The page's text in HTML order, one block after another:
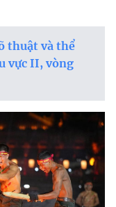
thuật và thể
vực II, vòng